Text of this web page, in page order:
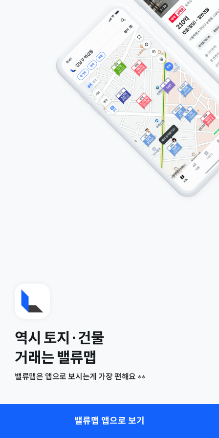
역시 토지·건물
거래는 밸류맵
밸류맵은 앱으로 보시는게 가장 편해요 👀
밸류맵 앱으로 보기